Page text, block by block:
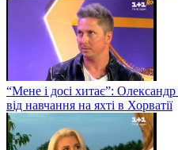
“Мене і досі хитає”:
від навчання на яхті в Хорватії